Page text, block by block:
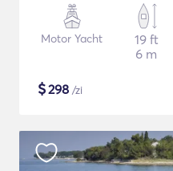
Motor Yacht
19 ft
6 m
$298 /zi